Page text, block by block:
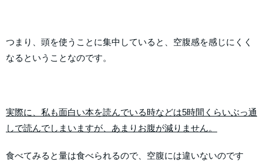
つまり、頭を使うことに集中していると、空腹感を感じにくく
なるということなのです。
実際に、私も面白い本を読んでいる時などは5時間くらいぶっ通
しで読んでしまいますが、あまりお腹が減りません。
食べてみると量は食べられるので、空腹には違いないのです